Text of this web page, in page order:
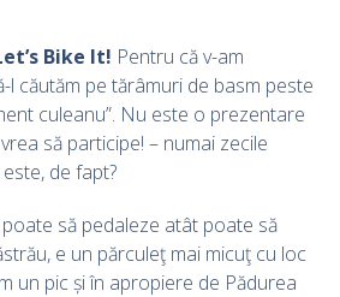
Bike It! Pentru că v-am
căutăm pe tărâmuri de basm peste
culeanu”. Nu este o prezentare
să participe! – numai zecile
de fapt?
să pedaleze atât poate să
e un părculeţ mai micuţ cu loc
un pic și în apropiere de Pădurea